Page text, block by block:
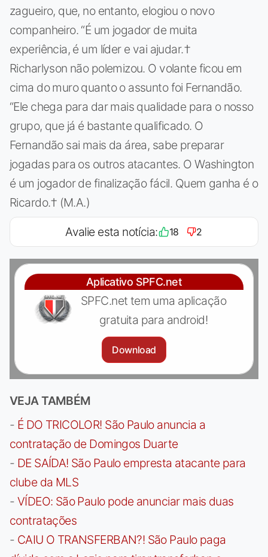
zagueiro, que, no entanto, elogiou o novo
companheiro. “É um jogador de muita
experiência, é um líder e vai ajudar.†
Richarlyson não polemizou. O volante ficou em
cima do muro quanto o assunto foi Fernandão.
“Ele chega para dar mais qualidade para o nosso
grupo, que já é bastante qualificado. O
Fernandão sai mais da área, sabe preparar
jogadas para os outros atacantes. O Washington
é um jogador de finalização fácil. Quem ganha é o
Ricardo.† (M.A.)
Avalie esta notícia: 18 2
Aplicativo SPFC.net
SPFC.net tem uma aplicação
gratuita para android!
Download
VEJA TAMBÉM
- É DO TRICOLOR! São Paulo anuncia a
contratação de Domingos Duarte
- DE SAÍDA! São Paulo empresta atacante para
clube da MLS
- VÍDEO: São Paulo pode anunciar mais duas
contratações
- CAIU O TRANSFERBAN?! São Paulo paga